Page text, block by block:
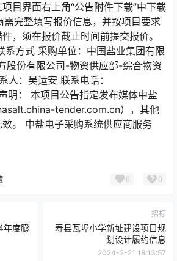
目界面右上角“公告附件下载”中下载
完整填写报价信息，并按项目要求
，须在报价截止时间前提交报价。
系方式 采购单位：中国盐业集团有限
股份有限公司-物资供应部-综合物资
人：吴运安 联系电话：
明： 本项目公告指定发布媒体中盐
tender.com.cn），其他
。 中盐电子采购系统供应商服务
0 0
年度膨
招标
寿县瓦埠小学新址建设项目规
划设计履约信息
2024-2-21 18:13:57